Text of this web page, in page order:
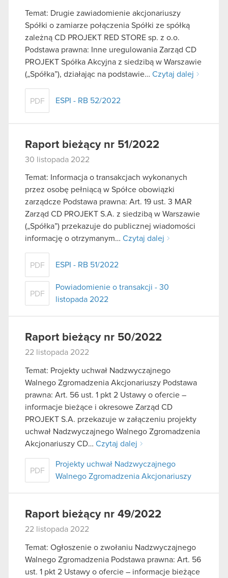
Temat: Drugie zawiadomienie akcjonariuszy
Spółki o zamiarze połączenia Spółki ze spółką
zależną CD PROJEKT RED STORE sp. z o.o.
Podstawa prawna: Inne uregulowania Zarząd CD
PROJEKT Spółka Akcyjna z siedzibą w Warszawie
(„Spółka”), działając na podstawie… Czytaj dalej
PDF ESPI - RB 52/2022
Raport bieżący nr 51/2022
30 listopada 2022
Temat: Informacja o transakcjach wykonanych
przez osobę pełniącą w Spółce obowiązki
zarządcze Podstawa prawna: Art. 19 ust. 3 MAR
Zarząd CD PROJEKT S.A. z siedzibą w Warszawie
(„Spółka”) przekazuje do publicznej wiadomości
informację o otrzymanym… Czytaj dalej
PDF ESPI - RB 51/2022
PDF
Powiadomienie o transakcji - 30
listopada 2022
Raport bieżący nr 50/2022
22 listopada 2022
Temat: Projekty uchwał Nadzwyczajnego
Walnego Zgromadzenia Akcjonariuszy Podstawa
prawna: Art. 56 ust. 1 pkt 2 Ustawy o ofercie –
informacje bieżące i okresowe Zarząd CD
PROJEKT S.A. przekazuje w załączeniu projekty
uchwał Nadzwyczajnego Walnego Zgromadzenia
Akcjonariuszy CD… Czytaj dalej
PDF
Projekty uchwał Nadzwyczajnego
Walnego Zgromadzenia Akcjonariuszy
Raport bieżący nr 49/2022
22 listopada 2022
Temat: Ogłoszenie o zwołaniu Nadzwyczajnego
Walnego Zgromadzenia Podstawa prawna: Art. 56
ust. 1 pkt 2 Ustawy o ofercie – informacje bieżące